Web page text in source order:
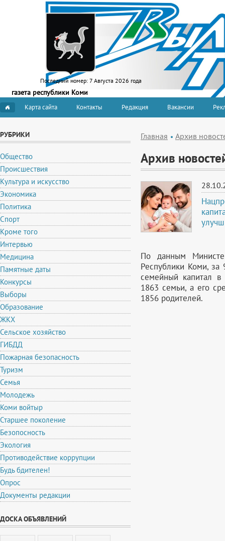
Последний номер: 7 Августа 2026 года
газета республики Коми
Карта сайта Контакты Редакция Вакансии
РУБРИКИ
Общество
Происшествия
Культура и искусство
Экономика
Политика
Спорт
Кроме того
Интервью
Медицина
Памятные даты
Конкурсы
Выборы
Образование
ЖКХ
Сельское хозяйство
ГИБДД
Пожарная безопасность
Туризм
Семья
Молодежь
Коми войтыр
Старшее поколение
Безопосность
Экология
Противодействие коррупции
Будь бдителен!
Опрос
Документы редакции
ДОСКА ОБЪЯВЛЕНИЙ
Главная Архив
Архив
По данным
Республики Коми, за
семейный капитал
1863 семьи, а его
1856 родителей.